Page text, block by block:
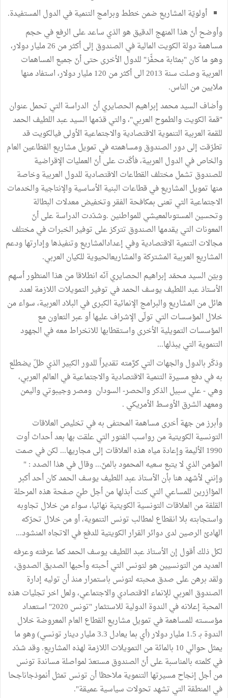
أولويّة المشاريع ضمن خطط وبرامج التنمية في الدول المستفيدة.
وأوضح أنّ هذا المنهج الدقيق هو الذي ساعد على الرفع في حجم
مساهمة دولة الكويت المالية في الصندوق إلى أكثر من 26 مليار دولار،
وهو ما كان "بمثابة محفّّز" للدول الأخرى حتى أنّ جميع المساهمات
العربية وصلت سنة 2013 الى أكثر من 120 مليار دولار، استفاد منها
ملايين من الناس.
وأضاف السيد محمد إبراهيم الحصايري أنّ الدراسة التي تحمل عنوان
"قمة الكويت والطموح العربي"، والتي قدّمها السيد عبد اللطيف الحمد
للقمة العربية التنموية الاقتصادية والاجتماعية الأولى فيالكويت قد
تطرّقت إلى دور الصندوق ومساهمته في تمويل مشاريع القطاعين العام
والخاص في الدول العربية، فأكّدت على أنّ العمليات الإقراضية
للصندوق تشمل مختلف القطاعات الاقتصادية للدول العربية وخاصة
منها تمويل المشاريع في قطاعات البنية الأساسية والإنتاجية والخدمات
الاجتماعية التي تعنى بمكافحة الفقر وتخفيض معدلات البطالة
وتحسين المستوىالمعيشي للمواطنين .وشدّدت الدراسة على أنّ
المعونات التي يقدمها الصندوق تتركز على توفير الخبرات في مختلف
مجالات التنمية الاقتصادية وفي إعدادالمشاريع وتنفيذها وإدارتها ودعم
المشاريع العربية المشتركة والمشاريعالحيوية للكيان العربي.
وبيّن السيد محمّد إبراهيم الحصايري آنّه انطلاقا من هذا المنظور أسهم
الأستاذ عبد اللطيف يوسف الحمد في توفير التمويلات اللازمة لعدد
هائل من المشاريع والبرامج الإنمائية الكبرى في البلاد العربية، سواء من
خلال المؤسسات التي تولّى الإشراف عليها أو عبر التعاون مع
المؤسسات التمويلية الأخرى واستقطابها للانخراط معه في الجهود
التنموية التي يبذلها...
وذكّر بالدول والجهات التي كرَّمته تقديراً للدور الكبير الذي ظلّ يضطلع
به في دفع مسيرة التنمية الاقتصادية والاجتماعية في العالم العربي،
وهي - علي سبيل الذكر والحصر- السودان ومصر وجيبوتي واليمن
ومعهد الشرق الأوسط الأمريكي .
وأبرز من جهة أخرى مساهمة المحتفى به في تخليص العلاقات
التونسية الكويتية من رواسب الفتور التي علقت بها بعد أحداث أوت
1990 الأليمة وإعادة مياه هذه العلاقات إلى مجاريها... لكن في صمت
المؤمن الذي لا يتبع سعيه المحمود بالمنّ... وقال في هذا الصدد : "
وإنني لأشهد هنا بأن الأستاذ عبد اللطيف يوسف الحمد كان أحد أكبر
المؤازرين للمساعي التي كنت أبذلها من أجل طيّ صفحة هذه المرحلة
القلقة من العلاقات التونسية الكويتية نهائيا، سواء من خلال تجاوبه
واستجابته بلا انقطاع لمطالب تونس التنموية، أو من خلال تحرّكه
الهادئ الرصين لدى دوائر القرار الكويتية للدفع في الاتجاه المنشود...
لكل ذلك أقول إن الأستاذ عبد اللطيف يوسف الحمد كما عرفته وعرفه
العديد من التونسيين هو لتونس التي أحبته وأحبها الصديق الصدوق،
ولقد برهن على صدق محبته لتونس باستمرار منذ أن توليه إدارة
الصندوق العربي للإنماء الاقتصادي والاجتماعي، ولعل اخر تجليات هذه
المحبة إعلانه في الندوة الدولية للاستثمار "تونس 2020" استعداد
مؤسسته للمساهمة في تمويل مشاريع القطاع العام المعروضة خلال
الندوة بـ 1.5 مليار دولار (أي بما يعادل 3.3 مليار دينار تونسي) وهو ما
يمثل حوالي 10 بالمائة من التمويلات اللازمة لهذه المشاريع. وقد شدّد
في كلمته بالمناسبة على أنّ الصندوق مستعدّ لمواصلة مساندة تونس
من أجل إنجاح مسيرتها التنموية ملاحظا أن تونس تمثل أنموذجاناجحا
في المنطقة التي تشهد تحولات سياسية عميقة".